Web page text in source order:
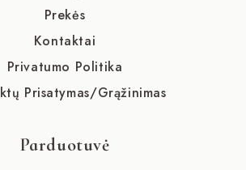
Prekės
Kontaktai
Privatumo Politika
Prisatymas/Grąžinimas
Parduotuvė